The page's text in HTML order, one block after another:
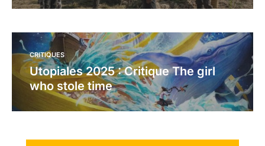
CRITIQUES
Utopiales 2025 : Critique The girl
who stole time